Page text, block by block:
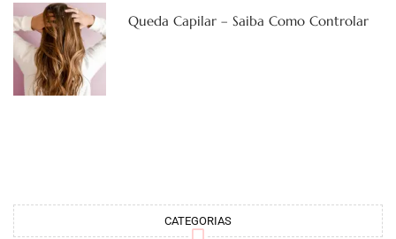
Queda Capilar – Saiba Como Controlar
CATEGORIAS